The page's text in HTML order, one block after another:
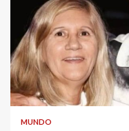
2 min read
MUNDO